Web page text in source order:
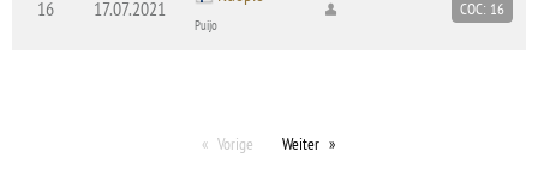
16 17.07.2021
Puijo
COC: 16
Vorige Weiter